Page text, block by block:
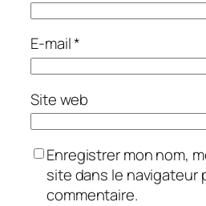
E-mail*
Site web
Enregistrer mon nom,
site dans le navigateur
commentaire.